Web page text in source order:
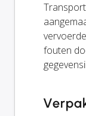
fouten